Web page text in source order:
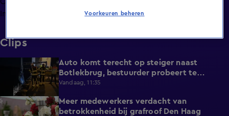
Info
Clips
Auto komt terecht op steiger naast
Botlekbrug, bestuurder probeert te
vluchten
Vandaag, 11:35
0:35
Meer medewerkers verdacht van
betrokkenheid bij grafroof Den Haag
Voorkeuren beheren